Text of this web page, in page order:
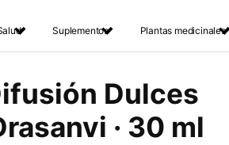
Suplementos Plantas medicinales
Dulces
· 30 ml